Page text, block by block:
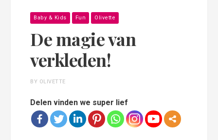
Baby & Kids Fun Olivette
De magie van
verkleden!
BY OLIVETTE
Delen vinden we super lief